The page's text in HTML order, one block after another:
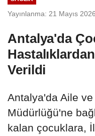
Yayınlanma: 21 Mayıs
Antalya'da
Verildi
Antalya'da Aile
Müdürlüğü'ne
kalan çocuklara,